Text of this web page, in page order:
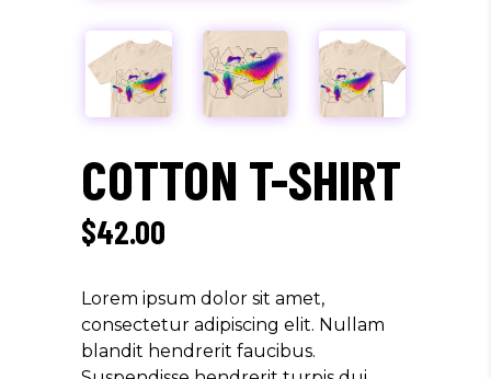
COTTON T-SHIRT
$42.00
Lorem ipsum dolor sit amet,
consectetur adipiscing elit. Nullam
blandit hendrerit faucibus.